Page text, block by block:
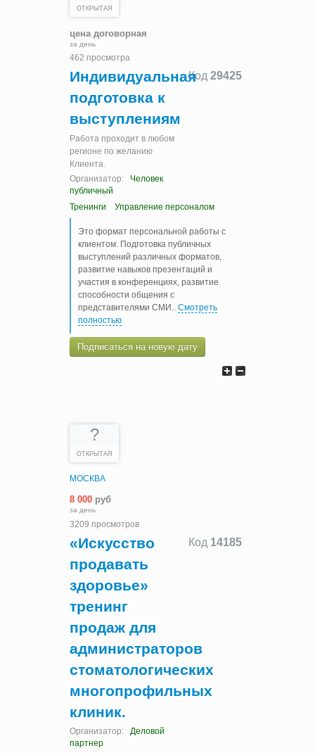
ОТКРЫТАЯ
цена договорная
за день
462 просмотра
Код 29425
Индивидуальная
подготовка к
выступлениям
Работа проходит в любом
регионе по желанию
Клиента.
Организатор:
Человек
публичный
Тренинги
Управление персоналом
Это формат персональной работы с
клиентом. Подготовка публичных
выступлений различных форматов,
развитие навыков презентаций и
участия в конференциях, развитие
способности общения с
представителями СМИ .. Смотреть
полностью
Подписаться на новую дату
?
ОТКРЫТАЯ
МОСКВА
8 000 руб
за день
3209 просмотров
Код 14185
«Искусство
продавать
здоровье»
тренинг
продаж для
администраторов
стоматологических
многопрофильных
клиник.
Организатор:
Деловой
партнер